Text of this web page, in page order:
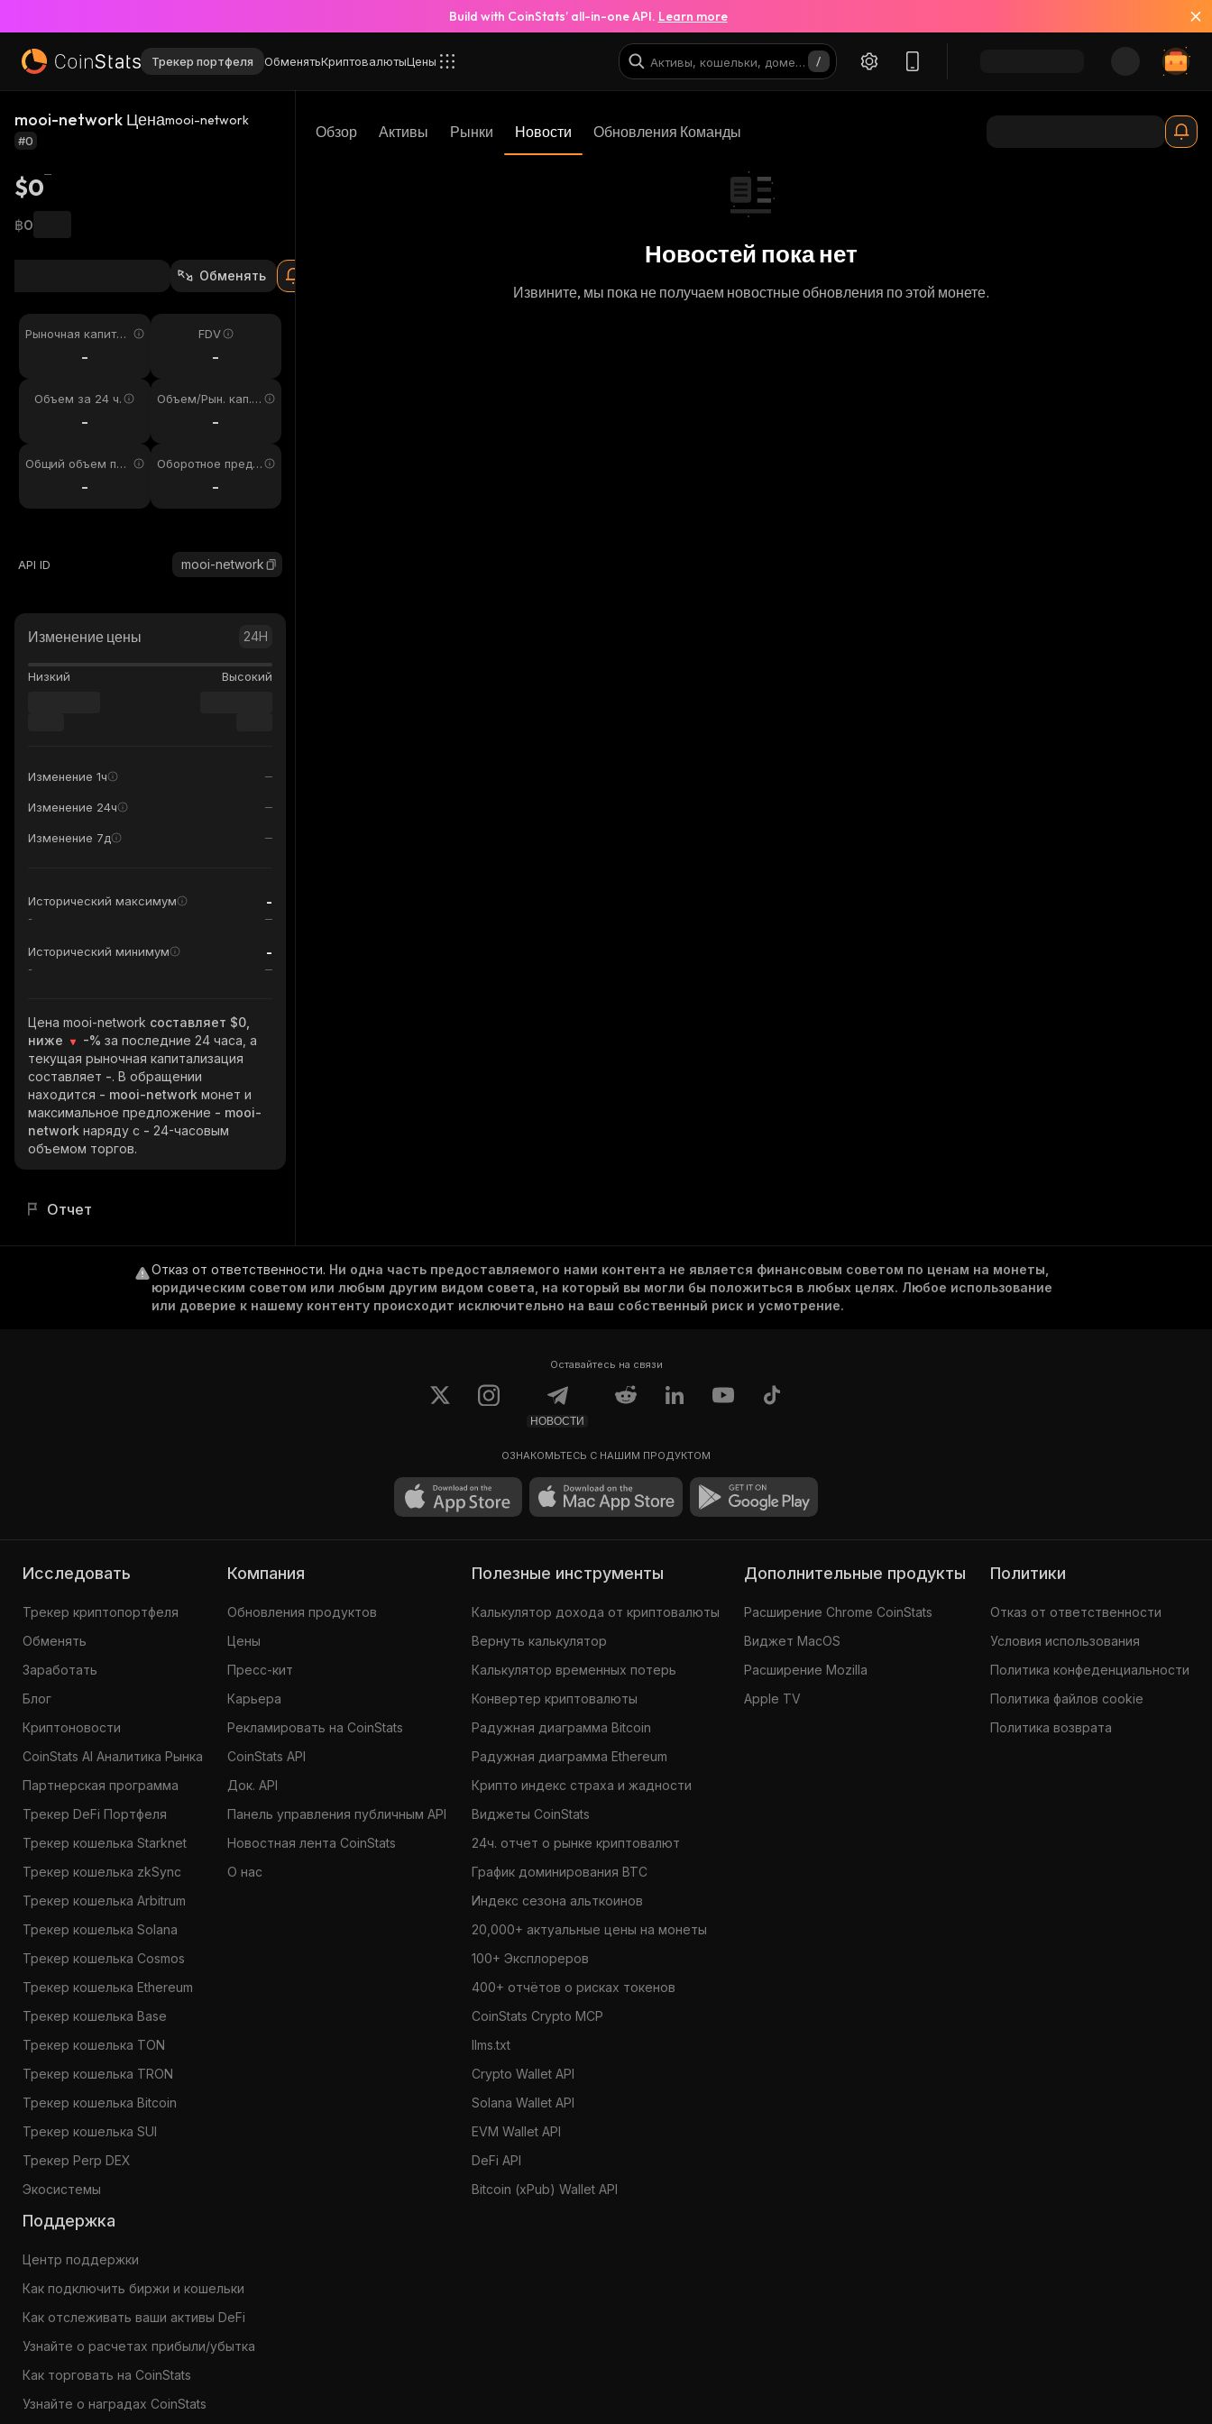
Build with CoinStats’ all-in-one API. Learn more
Трекер портфеля ОбменятьКриптовалютыЦены
mooi-network Ценаmooi-network
#0
$0
฿0
Обменять
Рыночная капитал
-
FDV
-
Объем за 24 ч.
-
Объем/Рын. кап. 2
-
Общий объем пре
-
Оборотное предл
-
API ID mooi-network
Изменение цены 24H
Низкий Высокий
Изменение 1ч
Изменение 24ч
Изменение 7д
Исторический максимум -
-
Исторический минимум -
-
Цена mooi-network составляет $0,
ниже
-% за последние 24 часа, а
текущая рыночная капитализация
составляет -. В обращении
находится - mooi-network монет и
максимальное предложение - mooi-
network наряду с - 24-часовым
объемом торгов.
Отчет
Обзор Активы Рынки Новости Обновления Команды
Новостей пока нет
Извините, мы пока не получаем новостные обновления по этой монете.
Отказ от ответственности. Ни одна часть предоставляемого нами контента не является финансовым советом по ценам на монеты,
юридическим советом или любым другим видом совета, на который вы могли бы положиться в любых целях. Любое использование
или доверие к нашему контенту происходит исключительно на ваш собственный риск и усмотрение.
Оставайтесь на связи
НОВОСТИ
ОЗНАКОМЬТЕСЬ С НАШИМ ПРОДУКТОМ
Исследовать
Трекер криптопортфеля
Обменять
Заработать
Блог
Криптоновости
CoinStats AI Аналитика Рынка
Партнерская программа
Трекер DeFi Портфеля
Трекер кошелька Starknet
Трекер кошелька zkSync
Трекер кошелька Arbitrum
Трекер кошелька Solana
Трекер кошелька Cosmos
Трекер кошелька Ethereum
Трекер кошелька Base
Трекер кошелька TON
Трекер кошелька TRON
Трекер кошелька Bitcoin
Трекер кошелька SUI
Трекер Perp DEX
Экосистемы
Компания
Обновления продуктов
Цены
Пресс-кит
Карьера
Рекламировать на CoinStats
CoinStats API
Док. API
Панель управления публичным API
Новостная лента CoinStats
О нас
Полезные инструменты
Калькулятор дохода от криптовалюты
Вернуть калькулятор
Калькулятор временных потерь
Конвертер криптовалюты
Радужная диаграмма Bitcoin
Радужная диаграмма Ethereum
Крипто индекс страха и жадности
Виджеты CoinStats
24ч. отчет о рынке криптовалют
График доминирования BTC
Индекс сезона альткоинов
20,000+ актуальные цены на монеты
100+ Эксплореров
400+ отчётов о рисках токенов
CoinStats Crypto MCP
llms.txt
Crypto Wallet API
Solana Wallet API
EVM Wallet API
DeFi API
Bitcoin (xPub) Wallet API
Дополнительные продукты
Расширение Chrome CoinStats
Виджет MacOS
Расширение Mozilla
Apple TV
Политики
Отказ от ответственности
Условия использования
Политика конфеденциальности
Политика файлов cookie
Политика возврата
Поддержка
Центр поддержки
Как подключить биржи и кошельки
Как отслеживать ваши активы DeFi
Узнайте о расчетах прибыли/убытка
Как торговать на CoinStats
Узнайте о наградах CoinStats